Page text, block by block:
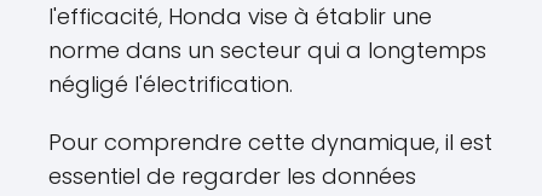
l'efficacité, Honda vise à établir une
norme dans un secteur qui a longtemps
négligé l'électrification.
Pour comprendre cette dynamique, il est
essentiel de regarder les données